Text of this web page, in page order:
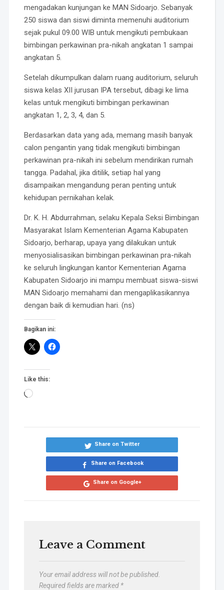
mengadakan kunjungan ke MAN Sidoarjo. Sebanyak
250 siswa dan siswi diminta memenuhi auditorium
sejak pukul 09.00 WIB untuk mengikuti pembukaan
bimbingan perkawinan pra-nikah angkatan 1 sampai
angkatan 5.
Setelah dikumpulkan dalam ruang auditorium, seluruh
siswa kelas XII jurusan IPA tersebut, dibagi ke lima
kelas untuk mengikuti bimbingan perkawinan
angkatan 1, 2, 3, 4, dan 5.
Berdasarkan data yang ada, memang masih banyak
calon pengantin yang tidak mengikuti bimbingan
perkawinan pra-nikah ini sebelum mendirikan rumah
tangga. Padahal, jika ditilik, setiap hal yang
disampaikan mengandung peran penting untuk
kehidupan pernikahan kelak.
Dr. K. H. Abdurrahman, selaku Kepala Seksi Bimbingan
Masyarakat Islam Kementerian Agama Kabupaten
Sidoarjo, berharap, upaya yang dilakukan untuk
menyosialisasikan bimbingan perkawinan pra-nikah
ke seluruh lingkungan kantor Kementerian Agama
Kabupaten Sidoarjo ini mampu membuat siswa-siswi
MAN Sidoarjo memahami dan mengaplikasikannya
dengan baik di kemudian hari. (ns)
Bagikan ini:
Like this:
Loading…
Share on Twitter
Share on Facebook
Share on Google+
Leave a Comment
Your email address will not be published.
Required fields are marked *